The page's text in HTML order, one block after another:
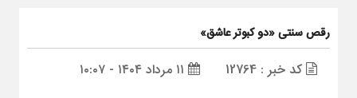
رقص سنتی «دو کبوتر عاشق»
کد خبر : 12764